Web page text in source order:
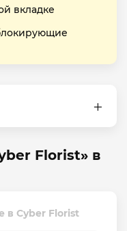
вкладке
Florist» в
в Cyber Florist